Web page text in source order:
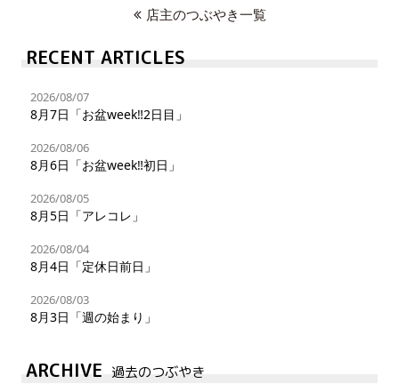
店主のつぶやき一覧
RECENT ARTICLES
2026/08/07
8月7日「お盆week‼︎2日目」
2026/08/06
8月6日「お盆week‼︎初日」
2026/08/05
8月5日「アレコレ」
2026/08/04
8月4日「定休日前日」
2026/08/03
8月3日「週の始まり」
ARCHIVE 過去のつぶやき